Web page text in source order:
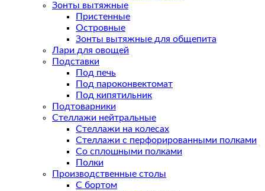
Зонты вытяжные
Пристенные
Островные
Зонты вытяжные для общепита
Лари для овощей
Подставки
Под печь
Под пароконвектомат
Под кипятильник
Подтоварники
Стеллажи нейтральные
Стеллажи на колесах
Стеллажи с перфорированными полками
Со сплошными полками
Полки
Производственные столы
С бортом